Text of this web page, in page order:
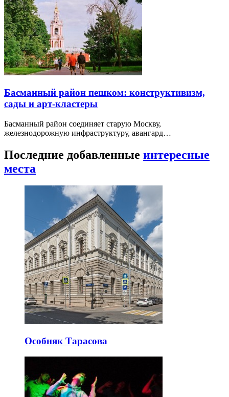
Басманный район пешком: конструктивизм,
сады и арт-кластеры
Басманный район соединяет старую Москву,
железнодорожную инфраструктуру, авангард…
Последние добавленные интересные
места
Особняк Тарасова